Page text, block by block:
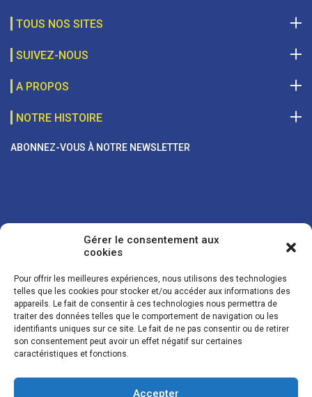
Gérer le consentement aux
cookies
Pour offrir les meilleures expériences, nous utilisons des technologies
telles que les cookies pour stocker et/ou accéder aux informations des
appareils. Le fait de consentir à ces technologies nous permettra de
traiter des données telles que le comportement de navigation ou les
identifiants uniques sur ce site. Le fait de ne pas consentir ou de retirer
son consentement peut avoir un effet négatif sur certaines
caractéristiques et fonctions.
Accepter
TOUS NOS SITES
SUIVEZ-NOUS
A PROPOS
NOTRE HISTOIRE
ABONNEZ-VOUS À NOTRE NEWSLETTER
Vos coordonnées sont uniquement utilisées pour vous envoyer des
lettres d'information sur nos activités. Vous pouvez à tout moment
utiliser le lien de désinscription figurant dans la lettre d'information.